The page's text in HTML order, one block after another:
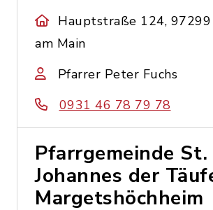
Hauptstraße 124,
am Main
Pfarrer Peter Fuchs
0931 46 78 79 78
Pfarrgemeinde St.
Johannes der
Margetshöchheim